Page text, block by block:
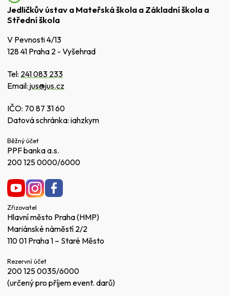
Jedličkův ústav a Mateřská škola a Základní škola a
Střední škola
V Pevnosti 4/13
128 41 Praha 2 - Vyšehrad
Tel: 241 083 233
Email: jus@jus.cz
IČO: 70 87 31 60
Datová schránka: iahzkym
Běžný účet
PPF banka a.s.
200 125 0000/6000
Zřizovatel
Hlavní město Praha (HMP)
Mariánské náměstí 2/2
110 01 Praha 1 – Staré Město
Rezervní účet
200 125 0035/6000
(určený pro příjem event. darů)